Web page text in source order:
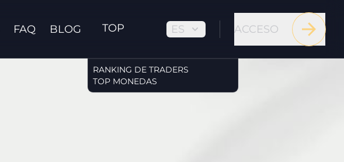
FAQ BLOG TOP
RANKING DE TRADERS
TOP MONEDAS
ES ACCESO